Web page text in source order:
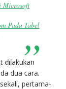
Microsoft
Pada Tabel
dilakukan
dua cara.
pertama-